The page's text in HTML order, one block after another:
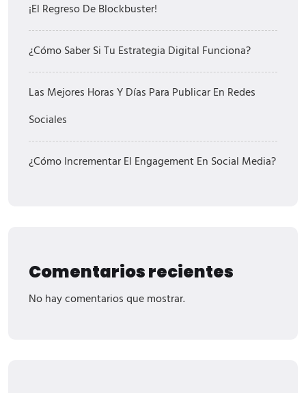
¡El Regreso De Blockbuster!
¿Cómo Saber Si Tu Estrategia Digital Funciona?
Las Mejores Horas Y Días Para Publicar En Redes
Sociales
¿Cómo Incrementar El Engagement En Social Media?
Comentarios recientes
No hay comentarios que mostrar.